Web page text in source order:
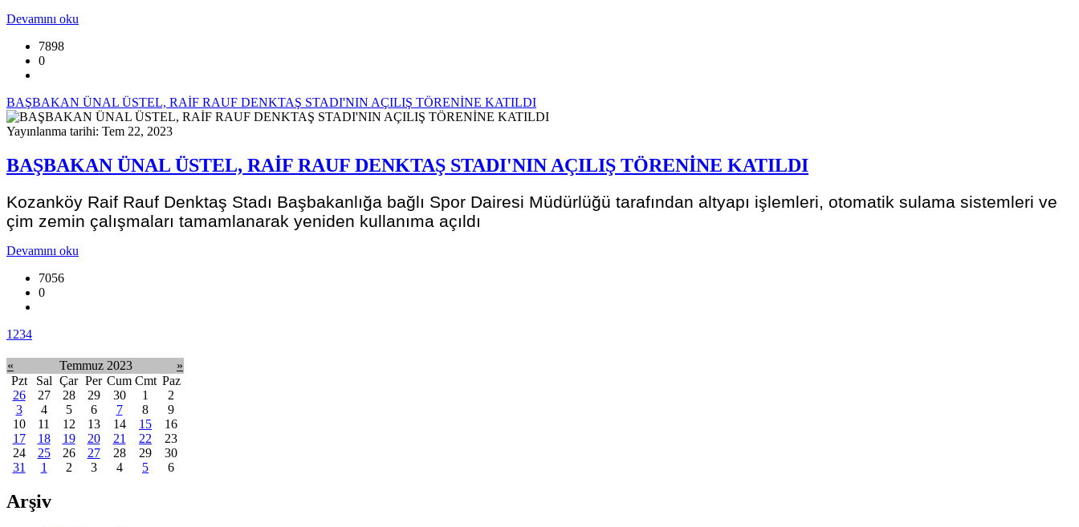
Devamını oku
7898
0
BAŞBAKAN ÜNAL ÜSTEL, RAİF RAUF DENKTAŞ STADI'NIN AÇILIŞ TÖRENİNE KATILDI
Yayınlanma tarihi: Tem 22, 2023
BAŞBAKAN ÜNAL ÜSTEL, RAİF RAUF DENKTAŞ STADI'NIN AÇILIŞ TÖRENİNE KATILDI
Kozanköy Raif Rauf Denktaş Stadı Başbakanlığa bağlı Spor Dairesi Müdürlüğü tarafından altyapı işlemleri, otomatik sulama sistemleri ve
çim zemin çalışmaları tamamlanarak yeniden kullanıma açıldı
Devamını oku
7056
0
1 234
« Temmuz 2023
»
Pzt
Sal Çar Per Cum Cmt Paz
26
27 28 29 30 1
2
3
4 5 6 7 8
9
10
11 12 13 14 15
16
17
18 19 20 21 22
23
24
25 26 27 28 29
30
31
1 2 3 4 5 6
Arşiv